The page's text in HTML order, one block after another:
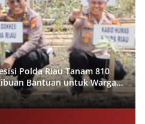
Polda Riau Tanam 810
Bantuan untuk Warga